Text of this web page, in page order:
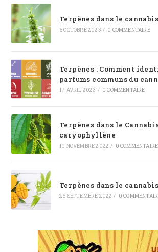
Terpènes dans le
6 OCTOBRE 2023 / 0 COMMENTAIRE
Terpènes : Comment
parfums communs du
17 AVRIL 2023 / 0 COMMENTAIRE
Terpènes dans le
caryophyllène
10 NOVEMBRE 2022 / 0 COMMENTAIRE
Terpènes dans le
26 SEPTEMBRE 2022 / 0